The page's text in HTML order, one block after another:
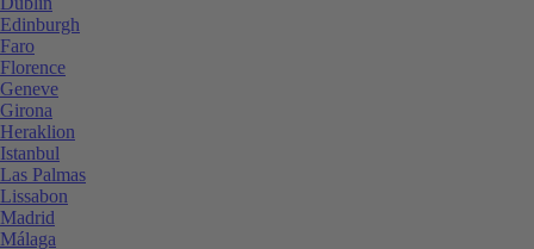
Edinburgh
Faro
Florence
Geneve
Girona
Heraklion
Istanbul
Las Palmas
Lissabon
Madrid
Málaga